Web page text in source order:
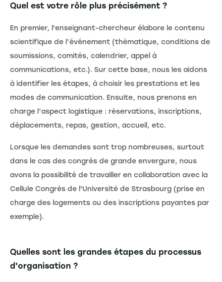
Quel est votre rôle plus précisément ?
En premier, l'enseignant-chercheur élabore le contenu
scientifique de l’événement (thématique, conditions de
soumissions, comités, calendrier, appel à
communications, etc.). Sur cette base, nous les aidons
à identifier les étapes, à choisir les prestations et les
modes de communication. Ensuite, nous prenons en
charge l’aspect logistique : réservations, inscriptions,
déplacements, repas, gestion, accueil, etc.
Lorsque les demandes sont trop nombreuses, surtout
dans le cas des congrès de grande envergure, nous
avons la possibilité de travailler en collaboration avec la
Cellule Congrès de l'Université de Strasbourg (prise en
charge des logements ou des inscriptions payantes par
exemple).
Quelles sont les grandes étapes du processus
d'organisation ?